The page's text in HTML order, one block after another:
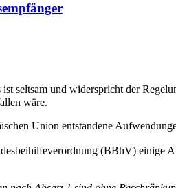
ist seltsam und widerspricht der
wäre.
Union entstandene
(BBhV) einige